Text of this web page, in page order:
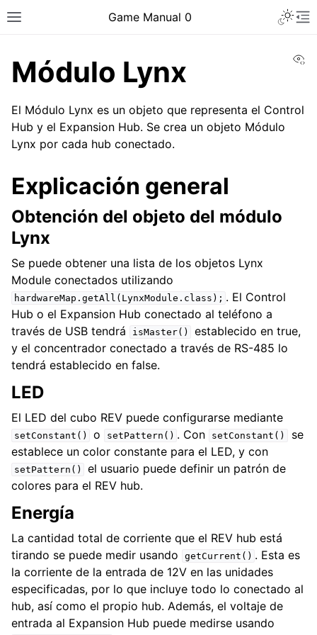
Toggle site navigation sidebar
Game Manual 0
navigation of Ser un equipo
navigation of Habilidades de diseño
navigation of Componentes de hardware
navigation of Fabricación personalizada
navigation of Electrónica y Componentes de Movimiento
navigation of Software
navigation of Primeros pasos
navigation of Sistema de Control Avanzado
Módulo Lynx
El Módulo Lynx es un objeto que representa el Control
Hub y el Expansion Hub. Se crea un objeto Módulo
Lynx por cada hub conectado.
Explicación general
Obtención del objeto del módulo
Lynx
Se puede obtener una lista de los objetos Lynx
Module conectados utilizando
hardwareMap.getAll(LynxModule.class); . El Control
Hub o el Expansion Hub conectado al teléfono a
través de USB tendrá
isMaster()
establecido en true,
y el concentrador conectado a través de RS-485 lo
tendrá establecido en false.
LED
El LED del cubo REV puede configurarse mediante
setConstant() o setPattern() . Con setConstant()
se
establece un color constante para el LED, y con
setPattern()
el usuario puede definir un patrón de
colores para el REV hub.
Energía
La cantidad total de corriente que el REV hub está
tirando se puede medir usando
getCurrent() . Esta es
la corriente de la entrada de 12V en las unidades
especificadas, por lo que incluye todo lo conectado al
hub, así como el propio hub. Además, el voltaje de
entrada al Expansion Hub puede medirse usando